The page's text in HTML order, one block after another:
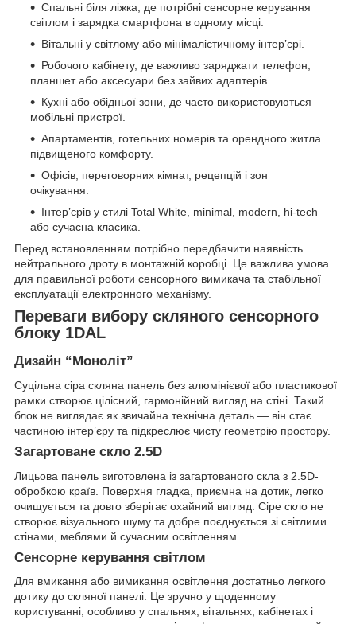
Спальні біля ліжка, де потрібні сенсорне керування
світлом і зарядка смартфона в одному місці.
Вітальні у світлому або мінімалістичному інтер’єрі.
Робочого кабінету, де важливо заряджати телефон,
планшет або аксесуари без зайвих адаптерів.
Кухні або обідньої зони, де часто використовуються
мобільні пристрої.
Апартаментів, готельних номерів та орендного житла
підвищеного комфорту.
Офісів, переговорних кімнат, рецепцій і зон
очікування.
Інтер’єрів у стилі Total White, minimal, modern, hi-tech
або сучасна класика.
Перед встановленням потрібно передбачити наявність
нейтрального дроту в монтажній коробці. Це важлива умова
для правильної роботи сенсорного вимикача та стабільної
експлуатації електронного механізму.
Переваги вибору скляного сенсорного
блоку 1DAL
Дизайн “Моноліт”
Суцільна сіра скляна панель без алюмінієвої або пластикової
рамки створює цілісний, гармонійний вигляд на стіні. Такий
блок не виглядає як звичайна технічна деталь — він стає
частиною інтер’єру та підкреслює чисту геометрію простору.
Загартоване скло 2.5D
Лицьова панель виготовлена із загартованого скла з 2.5D-
обробкою країв. Поверхня гладка, приємна на дотик, легко
очищується та довго зберігає охайний вигляд. Сіре скло не
створює візуального шуму та добре поєднується зі світлими
стінами, меблями й сучасним освітленням.
Сенсорне керування світлом
Для вмикання або вимикання освітлення достатньо легкого
дотику до скляної панелі. Це зручно у щоденному
користуванні, особливо у спальнях, вітальнях, кабінетах і